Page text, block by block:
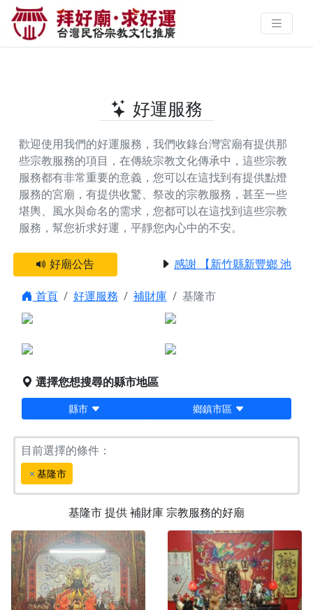
基隆市提供補財庫的好廟 | 拜好廟‧
求好運 找到與您有緣的信仰
好運服務
歡迎使用我們的好運服務，我們收錄台灣宮廟有提供那
些宗教服務的項目，在傳統宗教文化傳承中，這些宗教
服務都有非常重要的意義，您可以在這找到有提供點燈
服務的宮廟，有提供收驚、祭改的宗教服務，甚至一些
堪輿、風水與命名的需求，您都可以在這找到這些宗教
服務，幫您祈求好運，平靜您內心中的不安。
好廟公告 感謝 【新竹縣新豐鄉 池和宮
首頁 好運服務 補財庫
基隆市
點燈服務
堪輿/風水
選擇您想搜尋的縣市地區
縣市 鄉鎮市區
目前選擇的條件：
基隆市
基隆市提供補財庫宗教服務的好廟